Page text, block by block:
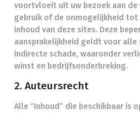
voortvloeit uit uw bezoek aan
gebruik of de onmogelijkheid tot
inhoud van deze sites. Deze
aansprakelijkheid geldt voor
indirecte schade, waaronder
winst en bedrijfsonderbreking.
2. Auteursrecht
Alle “Inhoud” die beschikbaar is